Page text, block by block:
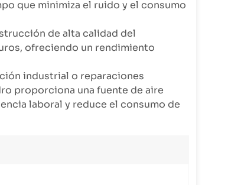
que minimiza el ruido y el consumo
de alta calidad del
ofreciendo un rendimiento
industrial o reparaciones
proporciona una fuente de aire
laboral y reduce el consumo de